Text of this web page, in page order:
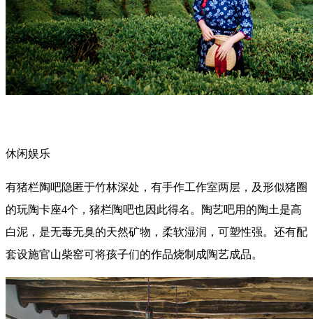
休闲娱乐
有猪栏陶吧隐匿于竹林深处，有手作工作室两层，及形似猪圈
的玩陶卡座4个，猪栏陶吧也因此得名。陶艺吧用的陶土是高
白泥，是无毒无臭的天然矿物，柔软湿润，可塑性强。还有配
套设施官山柴窑可将孩子们的作品烧制成陶艺成品。